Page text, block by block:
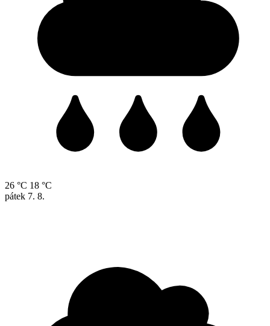
26 °C 18 °C
pátek 7. 8.